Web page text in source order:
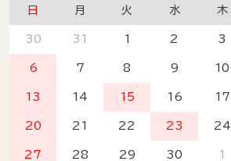
日 月 火 水 木
30 31 1 2 3
6 7 8 9 10
13 14 15 16 17
20 21 22 23 24
27 28 29 30 1